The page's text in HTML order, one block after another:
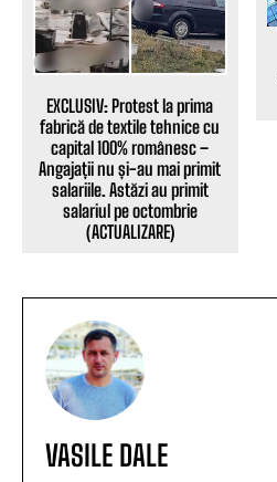
EXCLUSIV: Protest la prima
fabrică de textile tehnice cu
capital 100% românesc –
Angajații nu și-au mai primit
salariile. Astăzi au primit
salariul pe octombrie
(ACTUALIZARE)
VASILE DALE